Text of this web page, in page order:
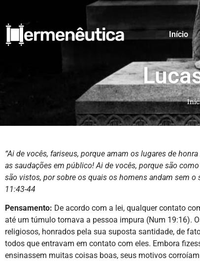
Início
“Ai de vocês, fariseus, porque amam os lugares de
as saudações em público!Ai de vocês, porque são
são vistos, por sobre os quais os homens andam sem o
11:43-44
Pensamento: De acordo com a lei, qualquer contato
até um túmulo tornava a pessoa impura (Num 19:16).
religiosos, honrados pela sua suposta santidade, de
todos que entravam em contato com eles. Embora
ensinassem muitas coisas boas, seus motivos